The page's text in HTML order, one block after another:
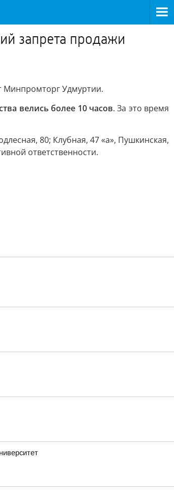
запрета продажи
Минпромторг Удмуртии.
велись более 10 часов. За это время
80; Клубная, 47 «а», Пушкинская,
ответственности.